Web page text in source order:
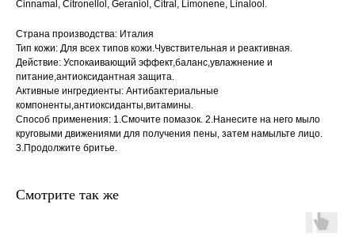
Cinnamal, Citronellol, Geraniol, Citral, Limonene, Linalool.
Страна производства: Италия
Тип кожи: Для всех типов кожи.Чувствительная и реактивная.
Действие: Успокаивающий эффект,баланс,увлажнение и
питание,антиоксидантная защита.
Активные ингредиенты: Антибактериальные
компоненты,антиоксиданты,витамины.
Способ применения: 1.Смочите помазок. 2.Нанесите на него мыло
круговыми движениями для получения пены, затем намыльте лицо.
3.Продолжите бритье.
Смотрите так же